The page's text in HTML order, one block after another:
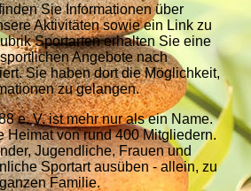
Sie Informationen über
Aktivitäten sowie ein Link zu
Sportarten erhalten Sie eine
Angebote nach
Sie haben dort die Möglichkeit,
zu gelangen.
e. V. ist mehr nur als ein Name.
Heimat von rund 400 Mitgliedern.
Jugendliche, Frauen und
Sportart ausüben - allein, zu
Familie.